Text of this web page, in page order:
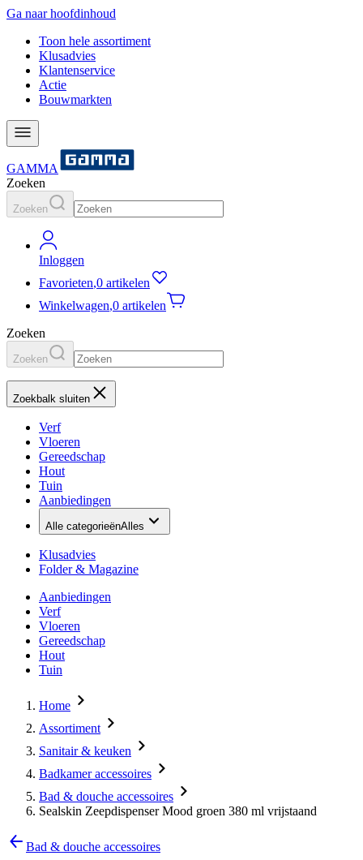
Ga naar hoofdinhoud
Toon hele assortiment
Klusadvies
Klantenservice
Actie
Bouwmarkten
GAMMA
Zoeken
Zoeken
Inloggen
Favorieten,0 artikelen
Winkelwagen,0 artikelen
Zoeken
Zoeken
Zoekbalk sluiten
Verf
Vloeren
Gereedschap
Hout
Tuin
Aanbiedingen
Alle categorieënAlles
Klusadvies
Folder & Magazine
Aanbiedingen
Verf
Vloeren
Gereedschap
Hout
Tuin
Home
Assortiment
Sanitair & keuken
Badkamer accessoires
Bad & douche accessoires
Sealskin Zeepdispenser Mood groen 380 ml vrijstaand
Bad & douche accessoires